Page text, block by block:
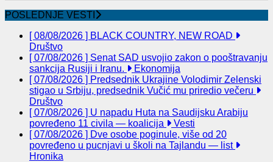
POSLEDNJE VESTI
[ 08/08/2026 ] BLACK COUNTRY, NEW ROAD
Društvo
[ 07/08/2026 ] Senat SAD usvojio zakon o pooštravanju
sankcija Rusiji i Iranu.
Ekonomija
[ 07/08/2026 ] Predsednik Ukrajine Volodimir Zelenski
stigao u Srbiju, predsednik Vučić mu priredio večeru
Društvo
[ 07/08/2026 ] U napadu Huta na Saudijsku Arabiju
povređeno 11 civila — koalicija
Vesti
[ 07/08/2026 ] Dve osobe poginule, više od 20
povređeno u pucnjavi u školi na Tajlandu — list
Hronika